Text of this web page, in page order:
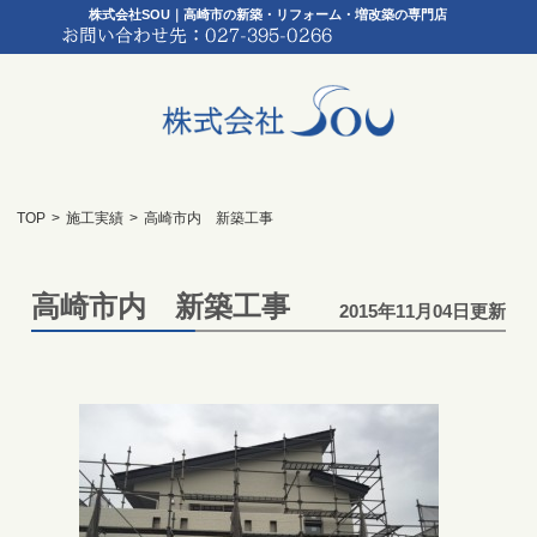
株式会社SOU｜高崎市の新築・リフォーム・増改築の専門店
TOP > 施工実績 > 高崎市内 新築工事
高崎市内 新築工事 2015年11月04日更新